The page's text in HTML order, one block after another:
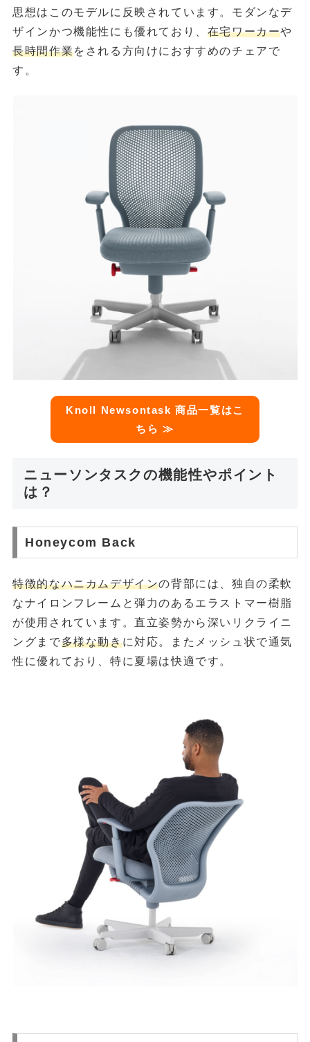
思想はこのモデルに反映されています。モダンなデ
ザインかつ機能性にも優れており、 在宅ワーカーや
長時間作業をされる方向けにおすすめのチェアで
す。
Knoll Newsontask 商品一覧はこ
ちら ≫
ニューソンタスクの機能性やポイント
は？
Honeycom Back
特徴的なハニカムデザインの背部には、独自の柔軟
なナイロンフレームと弾力のあるエラストマー樹脂
が使用されています。直立姿勢から深いリクライニ
ングまで多様な動きに対応。またメッシュ状で通気
性に優れており、特に夏場は快適です。